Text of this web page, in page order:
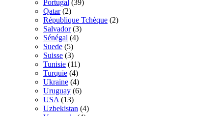
Portugal (39)
Qatar (2)
République Tchèque (2)
Salvador (3)
Sénégal (4)
Suede (5)
Suisse (3)
Tunisie (11)
Turquie (4)
Ukraine (4)
Uruguay (6)
USA (13)
Uzbekistan (4)